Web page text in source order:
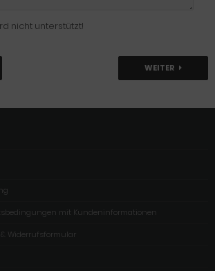
nicht unterstützt!
WEITER
mit Kundeninformationen
Widerrufsformular